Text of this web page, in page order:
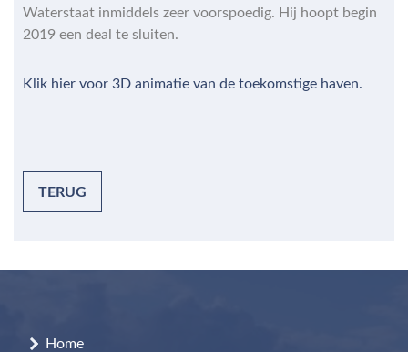
Waterstaat inmiddels zeer voorspoedig. Hij hoopt begin
2019 een deal te sluiten.
Klik hier voor 3D animatie van de toekomstige haven.
TERUG
Home